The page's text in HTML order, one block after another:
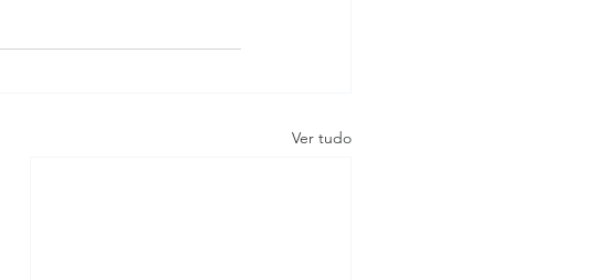
Ver tudo